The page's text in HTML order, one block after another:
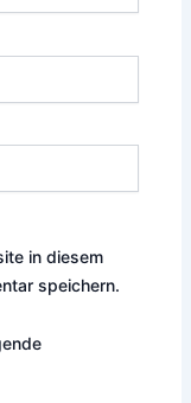
in diesem
speichern.